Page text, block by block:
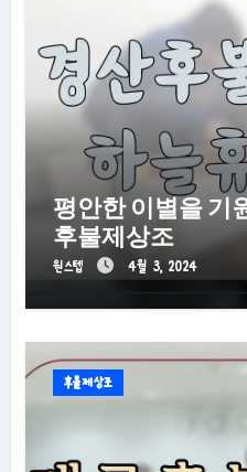
평안한 이별을 기
후불제상조
원스텝 4월 3, 2024
후불제상조